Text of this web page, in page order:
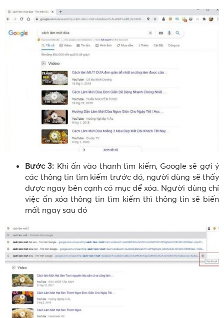
Bước 3: Khi ấn vào thanh tìm kiếm, Google sẽ gợi ý
các thông tin tìm kiếm trước đó, người dùng sẽ thấy
được ngay bên cạnh có mục để xóa. Người dùng chỉ
việc ấn xóa thông tin tìm kiếm thì thông tin sẽ biến
mất ngay sau đó